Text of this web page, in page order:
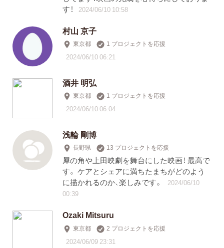
す！
2024/06/10 10:58
村山 京子
東京都 1 プロジェクトを応援
2024/06/10 06:21
酒井 明弘
東京都 1 プロジェクトを応援
2024/06/10 06:04
浅輪 剛博
長野県 13 プロジェクトを応援
犀の角や上田映劇を舞台にした映画！ 最高で
す。 ケアとシェアに満ちたまちがどのよう
に描かれるのか、楽しみです。
2024/06/10
00:39
Ozaki Mitsuru
東京都 2 プロジェクトを応援
2024/06/09 23:31